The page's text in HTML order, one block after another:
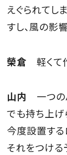
えぐられてし
すし、風の影
榮倉 軽くて
山内 一つの
でも持ち上げ
今度設置する
それをつける